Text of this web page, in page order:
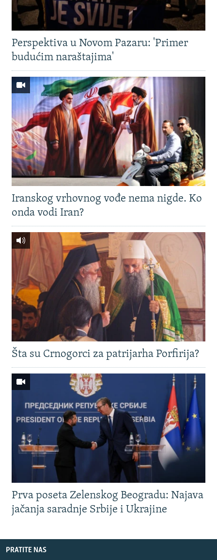
Perspektiva u Novom Pazaru: 'Primer
budućim naraštajima'
Iranskog vrhovnog vođe nema nigde. Ko
onda vodi Iran?
Šta su Crnogorci za patrijarha Porfirija?
Prva poseta Zelenskog Beogradu: Najava
jačanja saradnje Srbije i Ukrajine
PRATITE NAS